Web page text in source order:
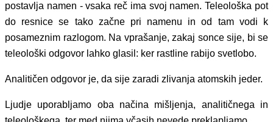
postavlja namen - vsaka reč ima svoj namen. Teleološka pot
do resnice se tako začne pri namenu in od tam vodi k
posameznim razlogom. Na vprašanje, zakaj sonce sije, bi se
teleološki odgovor lahko glasil: ker rastline rabijo svetlobo.
Analitičen odgovor je, da sije zaradi zlivanja atomskih jeder.
Ljudje uporabljamo oba načina mišljenja, analitičnega in